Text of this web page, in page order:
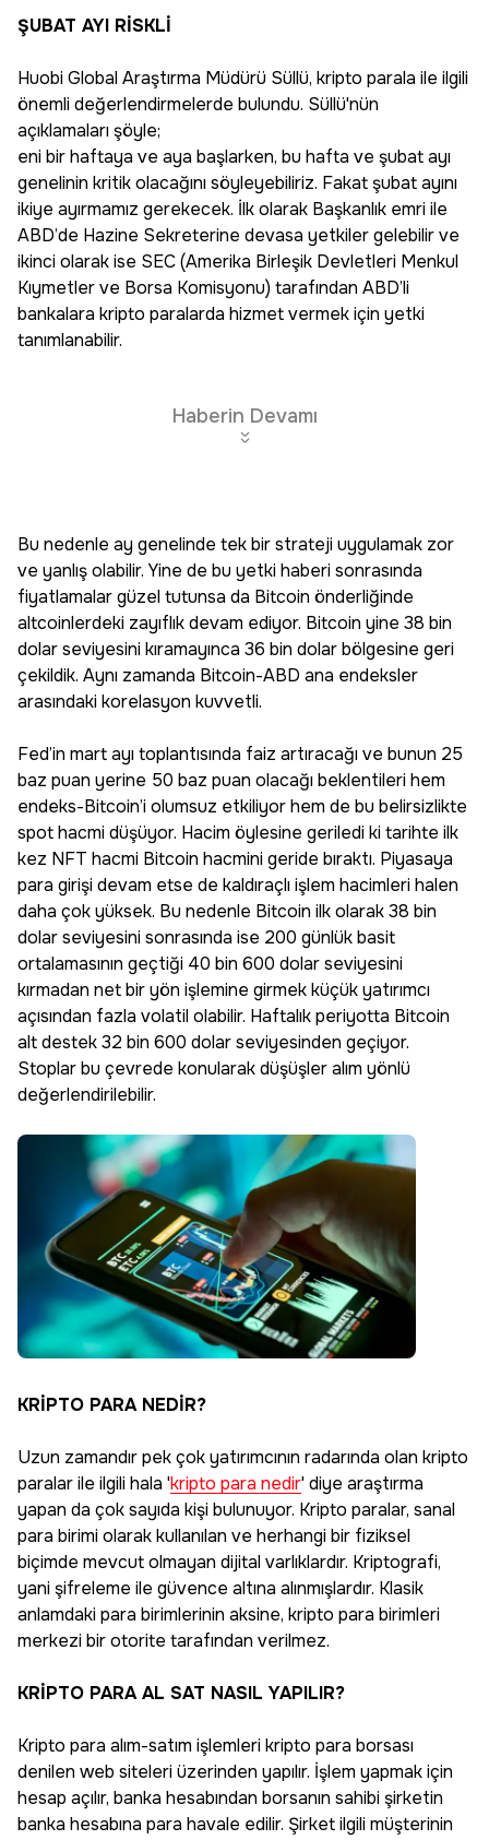
ŞUBAT AYI RİSKLİ
Huobi Global Araştırma Müdürü Süllü, kripto parala ile ilgili
önemli değerlendirmelerde bulundu. Süllü'nün
açıklamaları şöyle;
eni bir haftaya ve aya başlarken, bu hafta ve şubat ayı
genelinin kritik olacağını söyleyebiliriz. Fakat şubat ayını
ikiye ayırmamız gerekecek. İlk olarak Başkanlık emri ile
ABD’de Hazine Sekreterine devasa yetkiler gelebilir ve
ikinci olarak ise SEC (Amerika Birleşik Devletleri Menkul
Kıymetler ve Borsa Komisyonu) tarafından ABD’li
bankalara kripto paralarda hizmet vermek için yetki
tanımlanabilir.
Haberin Devamı
Bu nedenle ay genelinde tek bir strateji uygulamak zor
ve yanlış olabilir. Yine de bu yetki haberi sonrasında
fiyatlamalar güzel tutunsa da Bitcoin önderliğinde
altcoinlerdeki zayıflık devam ediyor. Bitcoin yine 38 bin
dolar seviyesini kıramayınca 36 bin dolar bölgesine geri
çekildik. Aynı zamanda Bitcoin-ABD ana endeksler
arasındaki korelasyon kuvvetli.
Fed’in mart ayı toplantısında faiz artıracağı ve bunun 25
baz puan yerine 50 baz puan olacağı beklentileri hem
endeks-Bitcoin’i olumsuz etkiliyor hem de bu belirsizlikte
spot hacmi düşüyor. Hacim öylesine geriledi ki tarihte ilk
kez NFT hacmi Bitcoin hacmini geride bıraktı. Piyasaya
para girişi devam etse de kaldıraçlı işlem hacimleri halen
daha çok yüksek. Bu nedenle Bitcoin ilk olarak 38 bin
dolar seviyesini sonrasında ise 200 günlük basit
ortalamasının geçtiği 40 bin 600 dolar seviyesini
kırmadan net bir yön işlemine girmek küçük yatırımcı
açısından fazla volatil olabilir. Haftalık periyotta Bitcoin
alt destek 32 bin 600 dolar seviyesinden geçiyor.
Stoplar bu çevrede konularak düşüşler alım yönlü
değerlendirilebilir.
KRİPTO PARA NEDİR?
Uzun zamandır pek çok yatırımcının radarında olan kripto
paralar ile ilgili hala 'kripto para nedir' diye araştırma
yapan da çok sayıda kişi bulunuyor. Kripto paralar, sanal
para birimi olarak kullanılan ve herhangi bir fiziksel
biçimde mevcut olmayan dijital varlıklardır. Kriptografi,
yani şifreleme ile güvence altına alınmışlardır. Klasik
anlamdaki para birimlerinin aksine, kripto para birimleri
merkezi bir otorite tarafından verilmez.
KRİPTO PARA AL SAT NASIL YAPILIR?
Kripto para alım-satım işlemleri kripto para borsası
denilen web siteleri üzerinden yapılır. İşlem yapmak için
hesap açılır, banka hesabından borsanın sahibi şirketin
banka hesabına para havale edilir. Şirket ilgili müşterinin